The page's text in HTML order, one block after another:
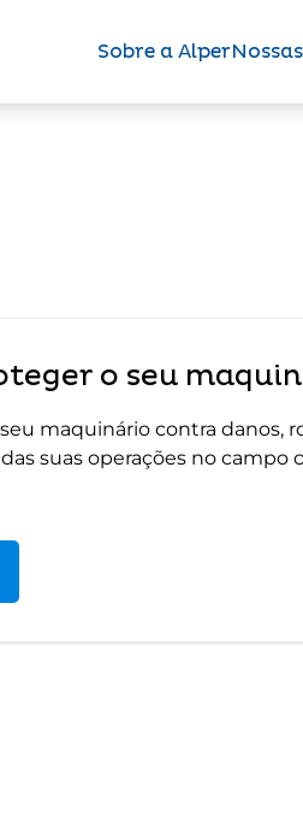
Sobre a Alper
o seu
maquinário contra danos,
suas operações no campo